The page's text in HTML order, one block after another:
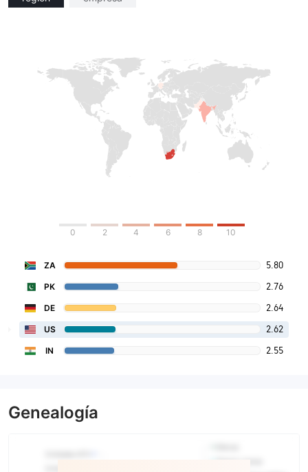
0 2 4 6 8 10
ZA 5.80
PK 2.76
DE 2.64
US 2.62
IN 2.55
Genealogía